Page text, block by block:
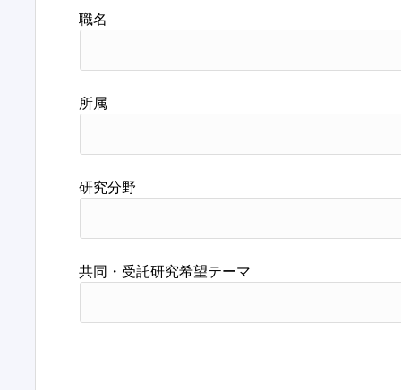
職名
所属
研究分野
共同・受託研究希望テーマ